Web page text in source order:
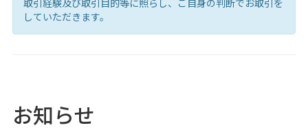
していただきます。
お知らせ